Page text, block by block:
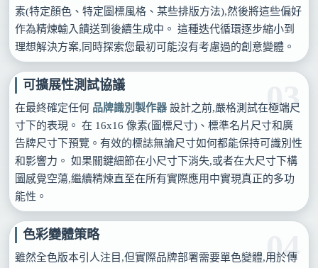
素(特定顏色、特定圖標風格、某些排版方法),然後將這些偏好
作為精煉輸入饋送到後續生成中。 這種迭代循環逐步縮小到
理想解決方案,同時探索您最初可能沒有考慮過的創意變體。
03
可擴展性測試協議
在最終確定任何 品牌識別製作器 設計之前,嚴格測試在極端尺
寸下的表現。 在 16x16 像素(圖標尺寸)、標準名片尺寸和廣
告牌尺寸下預覽。有效的標誌無論尺寸如何都能保持可識別性
和影響力。 如果關鍵細節在小尺寸下消失,或者在大尺寸下構
圖感覺空蕩,繼續精煉直至在所有實際應用中實現真正的多功
能性。
04
色彩變體策略
雖然全色版本引人注目,但實際品牌部署需要單色變體,用於傳